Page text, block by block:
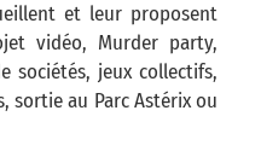
et leur proposent
vidéo, Murder party,
sociétés, jeux collectifs,
sortie au Parc Astérix ou